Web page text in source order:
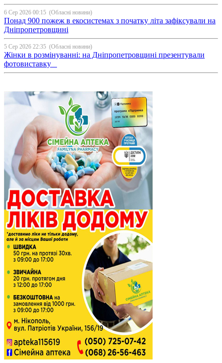
6 Сер 2026 00:15 (Обласні новини)
Понад 900 пожеж в екосистемах з початку літа зафіксували на
Дніпропетровщині
5 Сер 2026 22:35 (Обласні новини)
Жінки в розмінуванні: на Дніпропетровщині презентували
фотовиставку